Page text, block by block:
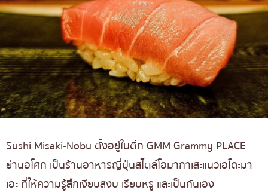
Sushi Misaki-Nobu ตั้งอยู่ในตึก GMM Grammy PLACE
ย่านอโศก เป็นร้านอาหารญี่ปุ่นสไตล์โอมากาเสะแนวเอโดะมา
เอะ ที่ให้ความรู้สึกเงียบสงบ เรียบหรู และเป็นกันเอง